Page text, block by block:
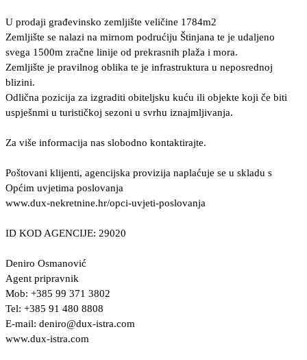
U prodaji građevinsko zemljište veličine 1784m2
Zemljište se nalazi na mirnom podrućiju Štinjana te je udaljeno
svega 1500m zračne linije od prekrasnih plaža i mora.
Zemljište je pravilnog oblika te je infrastruktura u neposrednoj
blizini.
Odlična pozicija za izgraditi obiteljsku kuću ili objekte koji če biti
uspješnmi u turističkoj sezoni u svrhu iznajmljivanja.
Za više informacija nas slobodno kontaktirajte.
Poštovani klijenti, agencijska provizija naplaćuje se u skladu s
Općim uvjetima poslovanja
www.dux-nekretnine.hr/opci-uvjeti-poslovanja
ID KOD AGENCIJE: 29020
Deniro Osmanović
Agent pripravnik
Mob: +385 99 371 3802
Tel: +385 91 480 8808
E-mail: deniro@dux-istra.com
www.dux-istra.com